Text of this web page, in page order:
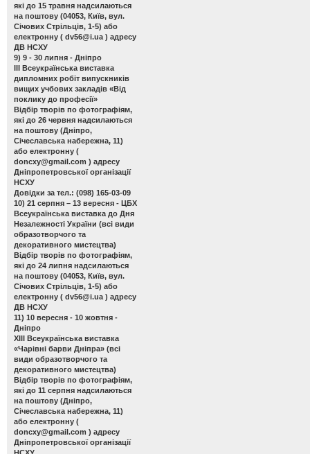
які до 15 травня надсилаються
на поштову (04053, Київ, вул.
Січових Стрільців, 1-5) або
електронну ( dv56@i.ua ) адресу
ДВ НСХУ
9) 9 - 30 липня - Дніпро
ІІІ Всеукраїнська виставка
дипломних робіт випускників
вищих учбових закладів «Від
поклику до професії»
Відбір творів по фотографіям,
які до 26 червня надсилаються
на поштову (Дніпро,
Січеславська набережна, 11)
або електронну (
doncxy@gmail.com ) адресу
Дніпропетровської організації
НСХУ
Довідки за тел.: (098) 165-03-09
10) 21 серпня – 13 вересня - ЦБХ
Всеукраїнська виставка до Дня
Незалежності України (всі види
образотворчого та
декоративного мистецтва)
Відбір творів по фотографіям,
які до 24 липня надсилаються
на поштову (04053, Київ, вул.
Січових Стрільців, 1-5) або
електронну ( dv56@i.ua ) адресу
ДВ НСХУ
11) 10 вересня - 10 жовтня -
Дніпро
ХІІІ Всеукраїнська виставка
«Чарівні барви Дніпра» (всі
види образотворчого та
декоративного мистецтва)
Відбір творів по фотографіям,
які до 11 серпня надсилаються
на поштову (Дніпро,
Січеславська набережна, 11)
або електронну (
doncxy@gmail.com ) адресу
Дніпропетровської організації
НСХУ